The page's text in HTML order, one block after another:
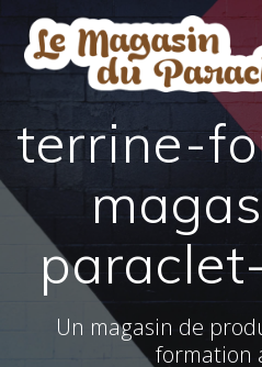
terrine-
Un magasin de
formation